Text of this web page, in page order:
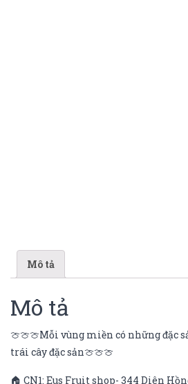
Mô tả
Mô tả
🍈🍈🍈Mỗi vùng miền có những đặc
trái cây đặc sản🍈🍈🍈
🏠 CN1: Eus Fruit shop- 344 Diên